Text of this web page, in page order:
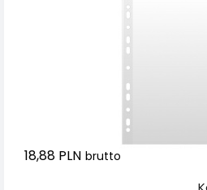
18,88 PLN brutto